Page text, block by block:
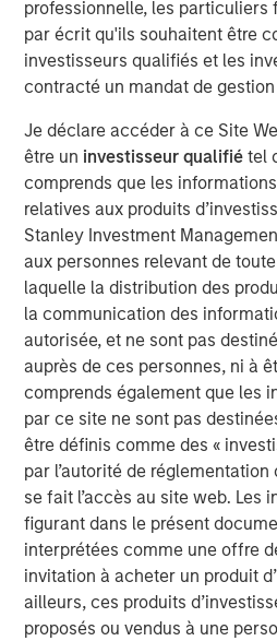
professionnelle, les particuliers
par écrit qu'ils souhaitent être
investisseurs qualifiés et les
contracté un mandat de
Je déclare accéder à ce Site
être un investisseur qualifiétel
comprends que les
relatives aux produits
Stanley Investment
aux personnes relevant de
laquelle la distribution des
la communication des
autorisée, et ne sont pas
auprès de ces personnes, ni à
comprends également que les
par ce site ne sont pas
être définis comme des «
par l’autorité de
se fait l’accès au site web. Les
figurant dans le présent
interprétées comme une offre
invitation à acheter un produit
ailleurs, ces produits
proposés ou vendus à une
The Tricknow is
long-awaited fallout from
The Treatthen may be that
growth that supports
The Fearis that valuations
high side and need to
reaper. . .
But absent a catalyst for
may not happen at all –
risk.
See below for important
Portfolio Solutions Group
The Portfolio Solutions Group is
asset business, with activity
and types (traditional and
that span fully liquid (public
(public and private assets) and
Offerings are delivered via a
in discretionary or advisory